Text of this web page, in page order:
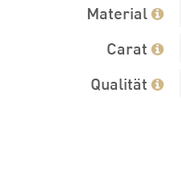
Material
Carat
Qualität